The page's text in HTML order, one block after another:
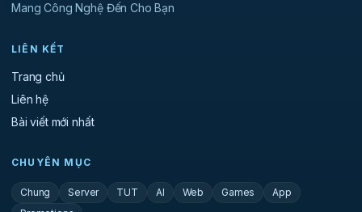
Mang Công Nghệ Đến Cho Bạn
LIÊN KẾT
Trang chủ
Liên hệ
Bài viết mới nhất
CHUYÊN MỤC
Chung Server TUT AI Web Games
App